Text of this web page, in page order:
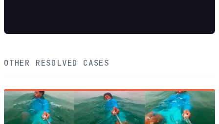
OTHER RESOLVED CASES